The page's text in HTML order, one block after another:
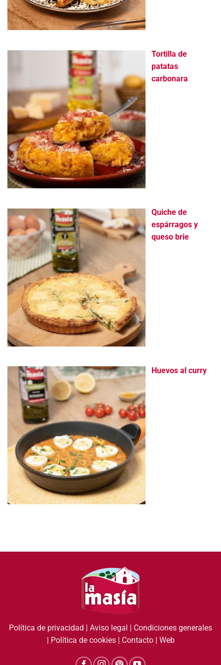
Tortilla de
patatas
carbonara
Quiche de
espárragos y
queso brie
Huevos al curry
Política de privacidad | Aviso legal | Condiciones generales
| Política de cookies| Contacto| Web